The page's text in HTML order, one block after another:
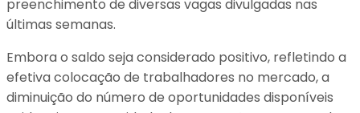
preenchimento de diversas vagas divulgadas nas
últimas semanas.
Embora o saldo seja considerado positivo, refletindo a
efetiva colocação de trabalhadores no mercado, a
diminuição do número de oportunidades disponíveis